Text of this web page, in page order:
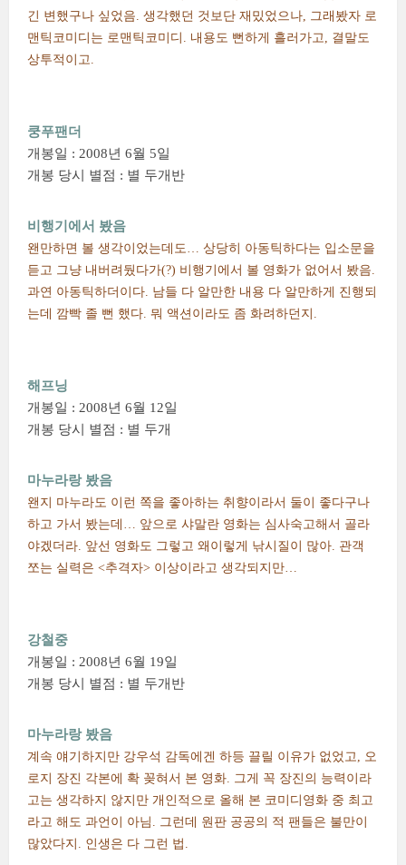
긴 변했구나 싶었음. 생각했던 것보단 재밌었으나, 그래봤자 로
맨틱코미디는 로맨틱코미디. 내용도 뻔하게 흘러가고, 결말도
상투적이고.
쿵푸팬더
개봉일 : 2008년 6월 5일
개봉 당시 별점 : 별 두개반
비행기에서 봤음
왠만하면 볼 생각이었는데도… 상당히 아동틱하다는 입소문을
듣고 그냥 내버려뒀다가(?) 비행기에서 볼 영화가 없어서 봤음.
과연 아동틱하더이다. 남들 다 알만한 내용 다 알만하게 진행되
는데 깜빡 졸 뻔 했다. 뭐 액션이라도 좀 화려하던지.
해프닝
개봉일 : 2008년 6월 12일
개봉 당시 별점 : 별 두개
마누라랑 봤음
왠지 마누라도 이런 쪽을 좋아하는 취향이라서 둘이 좋다구나
하고 가서 봤는데… 앞으로 샤말란 영화는 심사숙고해서 골라
야겠더라. 앞선 영화도 그렇고 왜이렇게 낚시질이 많아. 관객
쪼는 실력은 <추격자> 이상이라고 생각되지만…
강철중
개봉일 : 2008년 6월 19일
개봉 당시 별점 : 별 두개반
마누라랑 봤음
계속 얘기하지만 강우석 감독에겐 하등 끌릴 이유가 없었고, 오
로지 장진 각본에 확 꽂혀서 본 영화. 그게 꼭 장진의 능력이라
고는 생각하지 않지만 개인적으로 올해 본 코미디영화 중 최고
라고 해도 과언이 아님. 그런데 원판 공공의 적 팬들은 불만이
많았다지. 인생은 다 그런 법.